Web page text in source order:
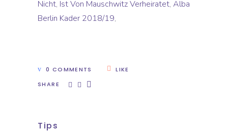
Nicht, Ist Von Mauschwitz Verheiratet, Alba
Berlin Kader 2018/19,
0 COMMENTS
LIKE
SHARE
Tips